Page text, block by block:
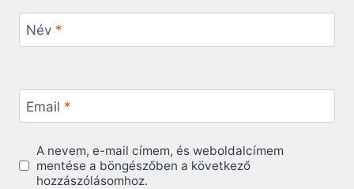
Név *
Email *
A nevem, e-mail címem, és weboldalcímem
mentése a böngészőben a következő
hozzászólásomhoz.